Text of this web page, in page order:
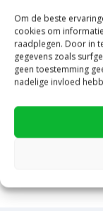
Om de beste
cookies om
raadplegen. Door in
gegevens zoals
geen toestemming
nadelige invloed
Laat je
binnen én
je, als je dat
Een rondje
Bekijk